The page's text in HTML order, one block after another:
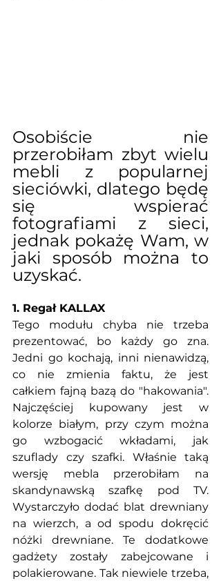
Osobiście nie
przerobiłam zbyt wielu
mebli z popularnej
sieciówki, dlatego będę
się wspierać
fotografiami z sieci,
jednak pokażę Wam, w
jaki sposób można to
uzyskać.
1. Regał KALLAX
Tego modułu chyba nie trzeba
prezentować, bo każdy go zna.
Jedni go kochają, inni nienawidzą,
co nie zmienia faktu, że jest
całkiem fajną bazą do "hakowania".
Najczęściej kupowany jest w
kolorze białym, przy czym można
go wzbogacić wkładami, jak
szuflady czy szafki. Właśnie taką
wersję mebla przerobiłam na
skandynawską szafkę pod TV.
Wystarczyło dodać blat drewniany
na wierzch, a od spodu dokręcić
nóżki drewniane. Te dodatkowe
gadżety zostały zabejcowane i
polakierowane. Tak niewiele trzeba,